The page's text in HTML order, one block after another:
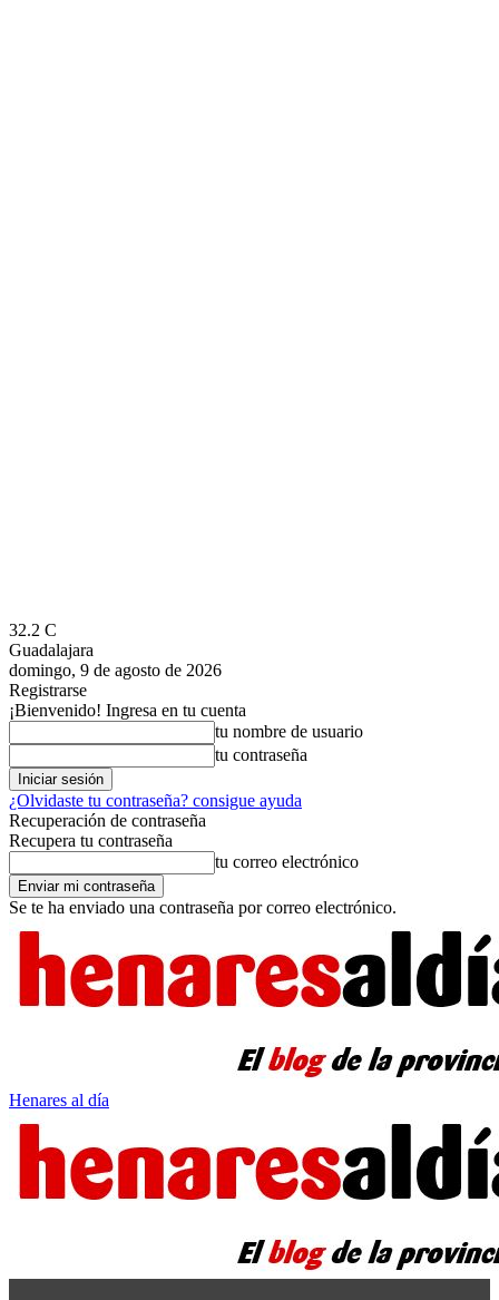
32.2 C
Guadalajara
domingo, 9 de agosto de 2026
Registrarse
¡Bienvenido! Ingresa en tu cuenta
tu nombre de usuario
tu contraseña
¿Olvidaste tu contraseña? consigue ayuda
Recuperación de contraseña
Recupera tu contraseña
tu correo electrónico
Se te ha enviado una contraseña por correo electrónico.
Henares al día